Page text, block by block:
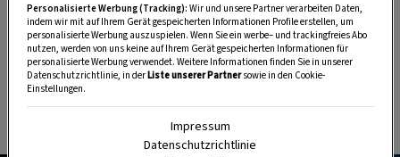
Marmelade, Saft und Schnaps gemacht wird,
sindreich an Vitamin C, jedoch erst nach dem
ersten Frost genießbar. Dann heißt es aber
geschwind ernten, sonst sind die Vögel
schneller!
Personalisierte Werbung (Tracking): Wir und unsere Partner verarbeiten Daten,
indem wir mit auf Ihrem Gerät gespeicherten Informationen Profile erstellen, um
personalisierte Werbung auszuspielen. Wenn Sie ein werbe– und trackingfreies Abo
nutzen, werden von uns keine auf Ihrem Gerät gespeicherten Informationen für
personalisierte Werbung verwendet. Weitere Informationen finden Sie in unserer
Datenschutzrichtlinie, in derListe unserer Partnersowie in den Cookie-
Einstellungen.
Impressum
Datenschutzrichtlinie